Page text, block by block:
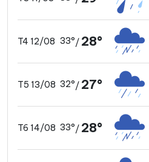
T4 12/08 33°/ 28°
T5 13/08 32°/ 27°
T6 14/08 33°/ 28°